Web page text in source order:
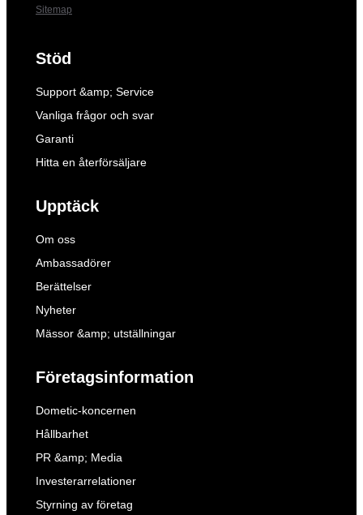
Sitemap
Stöd
Support &amp; Service
Vanliga frågor och svar
Garanti
Hitta en återförsäljare
Upptäck
Om oss
Ambassadörer
Berättelser
Nyheter
Mässor &amp; utställningar
Företagsinformation
Dometic-koncernen
Hållbarhet
PR &amp; Media
Investerarrelationer
Styrning av företag